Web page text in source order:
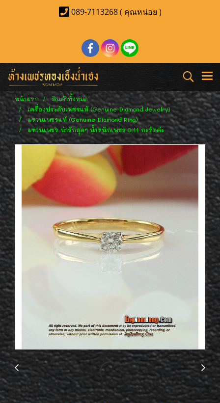
089-7113268 ( คุณหน่อย )
หน้าแรก
สินค้าทั้งหมด
เครื่องประดับเพชรแท้ (Genuine Diamond Jewelry)
แหวนเพชรแท้ (Genuine Diamond Ring)
แหวนเพชร น่ารักสุดๆ น้ำหนักเพชร 0.11 กะรัตค่ะ